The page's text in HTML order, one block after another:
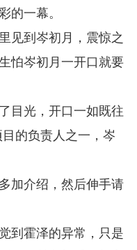
的一幕。
见到岑初月，震惊之
怕岑初月一开口就要
目光，开口一如既往
的负责人之一，岑
加介绍，然后伸手请
到霍泽的异常，只是